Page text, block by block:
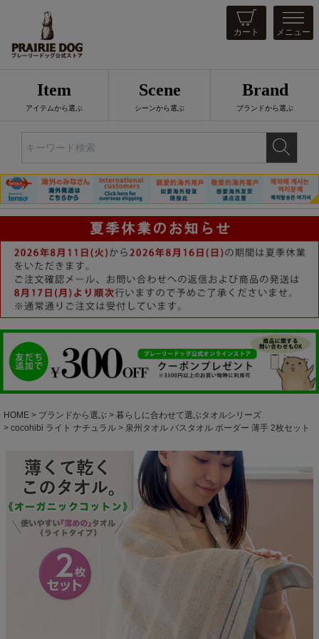
カート メニュー
Item
アイテムから選ぶ
Scene
シーンから選ぶ
Brand
ブランドから選ぶ
HOME ブランドから選ぶ
暮らしに合わせて選ぶタオルシリーズ
cocohibi ライト ナチュラル
泉州タオル バスタオル ボーダー 薄手 2枚セット